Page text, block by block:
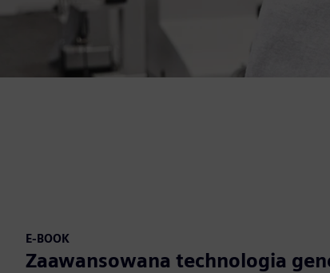
E-BOOK
Zaawansowana technologia